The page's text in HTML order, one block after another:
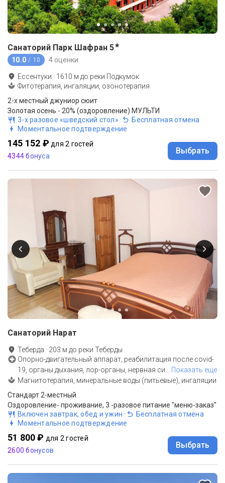
Санаторий Парк Шафран 5★
10.0 / 10 4 оценки
Ессентуки · 1610 м до реки Подкумок
Фитотерапия, ингаляции, озонотерапия
2-x местный джуниор сюит
Золотая осень - 20% (оздоровление) МУЛЬТИ
3-х разовое «шведский стол» ·
Бесплатная отмена
Моментальное подтверждение
145 152 ₽ для 2 гостей
4344 бонуса
Выбрать
Санаторий Нарат
Теберда · 203 м до реки Теберды
Опорно-двигательный аппарат, реабилитация после covid-
19, органы дыхания, лор-органы, нервная си
Показать еще
Магнитотерапия, минеральные воды (питьевые), ингаляции
Стандарт 2-местный
Оздоровление- проживание, 3 -разовое питание "меню-заказ"
Включен завтрак, обед и ужин ·
Бесплатная отмена
Моментальное подтверждение
51 800 ₽ для 2 гостей
2600 бонусов
Выбрать